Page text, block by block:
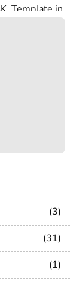
Template in...
3
31
1